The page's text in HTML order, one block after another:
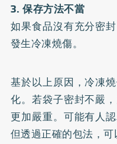
3. 保存方法不當
如果食品沒有充分密
發生冷凍燒傷。
基於以上原因，冷凍
化。若袋子密封不嚴
更加嚴重。可能有人
但透過正確的包法，可